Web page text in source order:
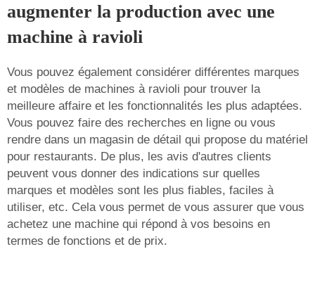
augmenter la production avec une
machine à ravioli
Vous pouvez également considérer différentes marques
et modèles de machines à ravioli pour trouver la
meilleure affaire et les fonctionnalités les plus adaptées.
Vous pouvez faire des recherches en ligne ou vous
rendre dans un magasin de détail qui propose du matériel
pour restaurants. De plus, les avis d'autres clients
peuvent vous donner des indications sur quelles
marques et modèles sont les plus fiables, faciles à
utiliser, etc. Cela vous permet de vous assurer que vous
achetez une machine qui répond à vos besoins en
termes de fonctions et de prix.